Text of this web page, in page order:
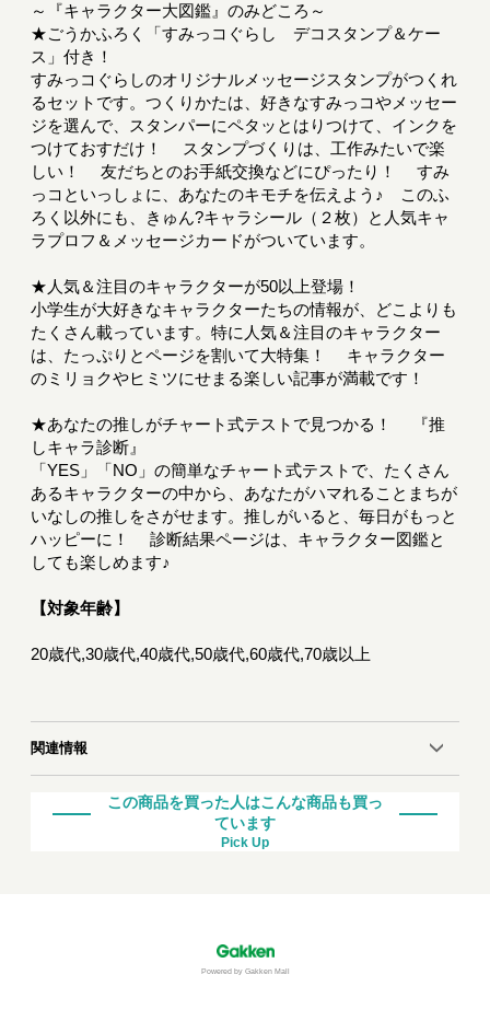
～『キャラクター大図鑑』のみどころ～
★ごうかふろく「すみっコぐらし デコスタンプ＆ケー
ス」付き！
すみっコぐらしのオリジナルメッセージスタンプがつくれ
るセットです。つくりかたは、好きなすみっコやメッセー
ジを選んで、スタンパーにペタッとはりつけて、インクを
つけておすだけ！ スタンプづくりは、工作みたいで楽
しい！ 友だちとのお手紙交換などにぴったり！ すみ
っコといっしょに、あなたのキモチを伝えよう♪ このふ
ろく以外にも、きゅん?キャラシール（２枚）と人気キャ
ラプロフ＆メッセージカードがついています。
★人気＆注目のキャラクターが50以上登場！
小学生が大好きなキャラクターたちの情報が、どこよりも
たくさん載っています。特に人気＆注目のキャラクター
は、たっぷりとページを割いて大特集！ キャラクター
のミリョクやヒミツにせまる楽しい記事が満載です！
★あなたの推しがチャート式テストで見つかる！ 『推
しキャラ診断』
「YES」「NO」の簡単なチャート式テストで、たくさん
あるキャラクターの中から、あなたがハマれることまちが
いなしの推しをさがせます。推しがいると、毎日がもっと
ハッピーに！ 診断結果ページは、キャラクター図鑑と
しても楽しめます♪
【対象年齢】
20歳代,30歳代,40歳代,50歳代,60歳代,70歳以上
関連情報
この商品を買った人はこんな商品も買っ
ています
Pick Up
Powered by Gakken Mall